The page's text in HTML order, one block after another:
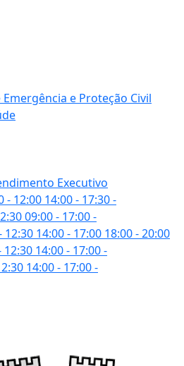
e Proteção Civil
Executivo
- 12:00 14:00 - 17:30-
09:00 - 17:00-
12:30 14:00 - 17:00 18:00 - 20:00
12:30 14:00 - 17:00-
14:00 - 17:00-